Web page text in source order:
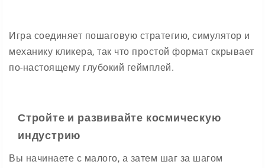
Игра соединяет пошаговую стратегию, симулятор и
механику кликера, так что простой формат скрывает
по-настоящему глубокий геймплей.
Стройте и развивайте космическую
индустрию
Вы начинаете с малого, а затем шаг за шагом